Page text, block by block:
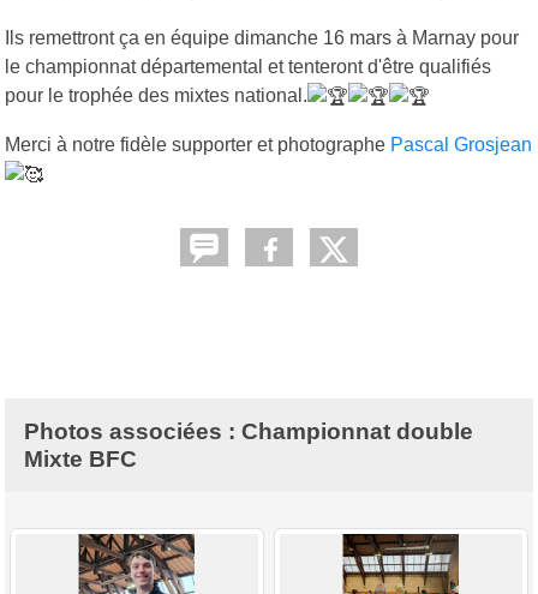
Ils remettront ça en équipe dimanche 16 mars à Marnay pour
le championnat départemental et tenteront d'être qualifiés
pour le trophée des mixtes national.
Merci à notre fidèle supporter et photographe Pascal Grosjean
Photos associées : Championnat double
Mixte BFC